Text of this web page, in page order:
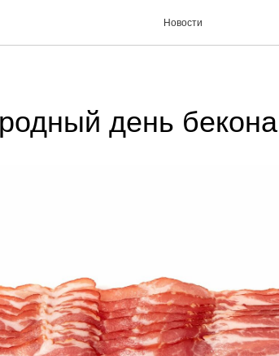
Новости
день бекона